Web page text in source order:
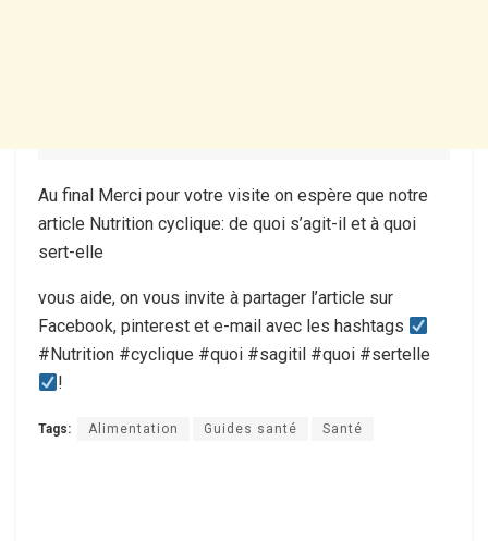
Au final Merci pour votre visite on espère que notre
article Nutrition cyclique: de quoi s’agit-il et à quoi
sert-elle
vous aide, on vous invite à partager l’article sur
Facebook, pinterest et e-mail avec les hashtags
#Nutrition #cyclique #quoi #sagitil #quoi #sertelle
!
Tags: Alimentation Guides santé Santé